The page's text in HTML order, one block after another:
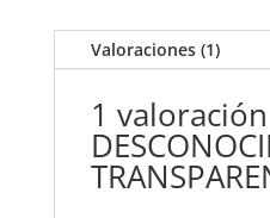
Valoraciones (1)
1